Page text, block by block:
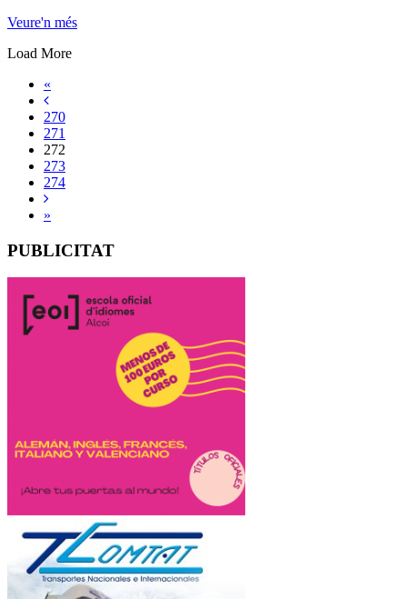
Veure'n més
Load More
«
270
271
272
273
274
»
PUBLICITAT